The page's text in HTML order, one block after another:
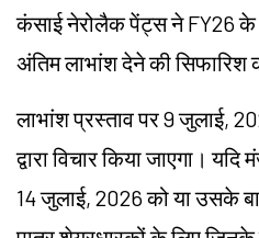
कंसाई नेरोलैक पेंट्स ने FY26 के
अंतिम लाभांश देने की सिफारिश
लाभांश प्रस्ताव पर 9 जुलाई,
द्वारा विचार किया जाएगा।
14 जुलाई, 2026 को या उसके